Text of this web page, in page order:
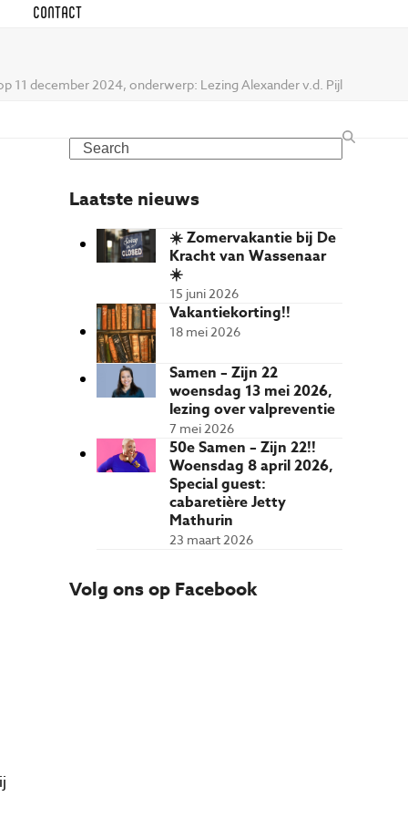
CONTACT
11 december 2024, onderwerp: Lezing Alexander v.d. Pijl
Search
Laatste nieuws
☀️ Zomervakantie bij De
Kracht van Wassenaar
☀️
15 juni 2026
Vakantiekorting!!
18 mei 2026
Samen – Zijn 22
woensdag 13 mei 2026,
lezing over valpreventie
7 mei 2026
50e Samen – Zijn 22!!
Woensdag 8 april 2026,
Special guest:
cabaretière Jetty
Mathurin
23 maart 2026
Volg ons op Facebook